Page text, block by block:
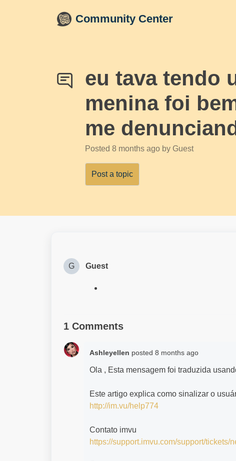
Community Center
eu tava tendo
menina foi
me
Posted 8 months ago by Guest
Post a topic
G Guest
1 Comments
Ashleyellen posted 8 months ago
Ola , Esta mensagem foi traduzida
Este artigo explica como sinalizar o
http://im.vu/help774
Contato imvu
https://support.imvu.com/support/tickets/